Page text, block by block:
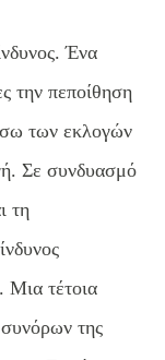
Ένα
την πεποίθηση
των εκλογών
Σε συνδυασμό
τη
Μια τέτοια
συνόρων της